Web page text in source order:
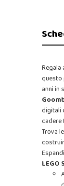
Regala
questo
anni in
digitali
cadere
Trova
LEGO